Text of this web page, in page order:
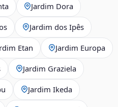
Jardim Dora
Jardim dos Ipês
Etan Jardim Europa
Jardim Graziela
Jardim Ikeda